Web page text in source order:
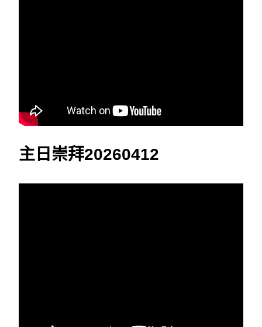
主日崇拜20260412